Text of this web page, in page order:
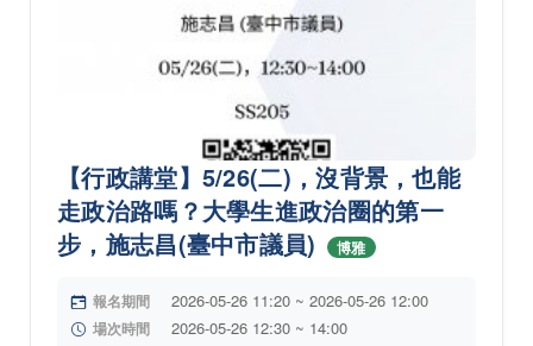
【行政講堂】5/26(二)，沒背景，也能
走政治路嗎？大學生進政治圈的第一
步，施志昌(臺中市議員)
博雅
報名期間 2026-05-26 11:20 ~ 2026-05-26 12:00
場次時間 2026-05-26 12:30 ~ 14:00